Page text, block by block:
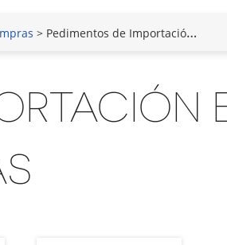
> Pedimentos de Importación en Compras